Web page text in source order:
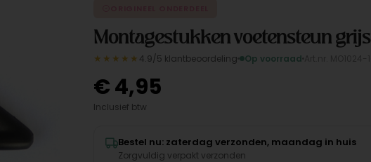
Montagestukken voetensteun grijs
★★★★★ 4.9/5 klantbeoordeling Op voorraad
€4,95
Inclusief btw
Bestel nu: zaterdag verzonden, maandag in huis
Zorgvuldig verpakt verzonden